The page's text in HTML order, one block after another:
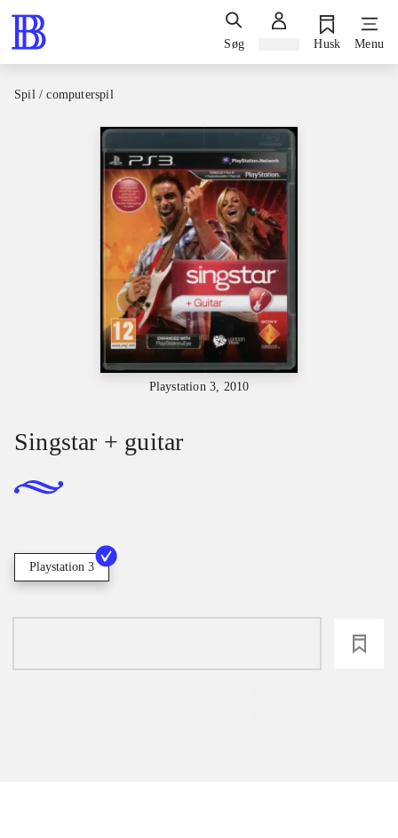
Søg Husk Menu
Spil / computerspil
Playstation 3, 2010
Singstar + guitar
Playstation 3